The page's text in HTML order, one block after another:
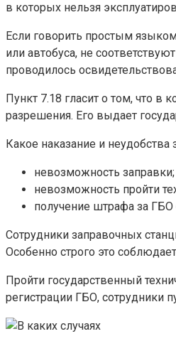
в которых нельзя
Если говорить простым
или автобуса, не
проводилось
Пункт 7.18 гласит о том, что в
разрешения. Его выдает
Какое наказание и неудобства
невозможность заправки;
невозможность пройти
получение штрафа за ГБО
Сотрудники заправочных
Особенно строго это
Пройти государственный
регистрации ГБО, сотрудники